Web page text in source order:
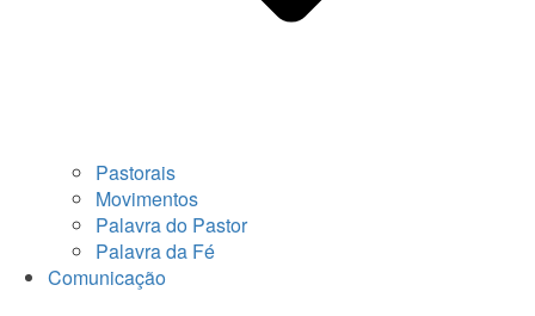
Pastorais
Movimentos
Palavra do Pastor
Palavra da Fé
Comunicação